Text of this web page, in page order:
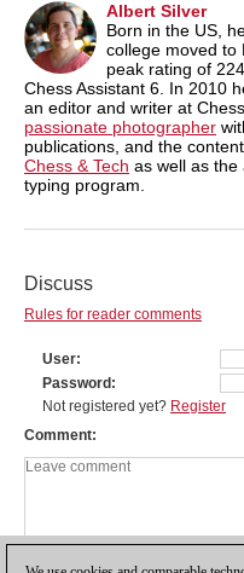
Albert Silver
Born in the US,
college moved to
peak rating of
Chess Assistant 6. In 2010
an editor and writer at
passionate photographer
publications, and the
Chess & Tech as well as the
typing program.
Discuss
Rules for reader comments
User
Password
Not registered yet? Register
Comment